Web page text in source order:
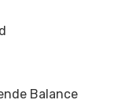
Balance